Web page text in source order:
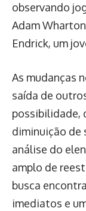
observando
Adam
Endrick, um
As mudanças
saída de
possibilidade,
diminuição de
análise do
amplo de
busca
imediatos e